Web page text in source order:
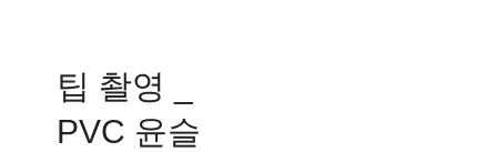
팁 촬영 _
PVC 윤슬